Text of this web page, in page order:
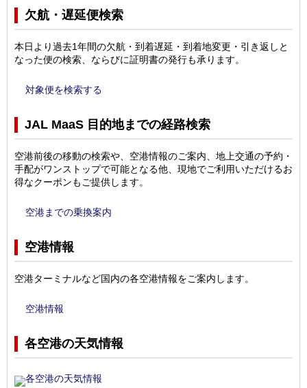
欠航・遅延便検索
本日より過去1年間の欠航・到着遅延・到着地変更・引き返しと
なった便の検索、ならびに証明書の発行も承ります。
対象便を検索する
JAL MaaS 目的地までの経路検索
空港前後の移動の検索や、空港情報のご案内、地上交通の予約・
手配がワンストップで可能となる他、現地でご利用いただけるお
得なクーポンもご提供します。
空港までの乗換案内
空港情報
空港ターミナルなど国内の各空港情報をご案内します。
空港情報
各空港の天気情報
各空港の天気情報